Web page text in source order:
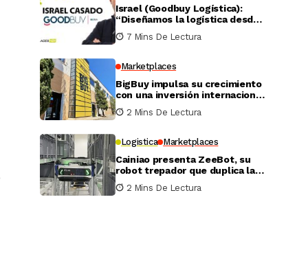
Israel (Goodbuy Logística):
“Diseñamos la logística desde
el lado real del vendedor
online”
7 Mins De Lectura
Marketplaces
BigBuy impulsa su crecimiento
con una inversión internacional
de 4 millones
2 Mins De Lectura
Logistica Marketplaces
Cainiao presenta ZeeBot, su
robot trepador que duplica la
eficiencia de almacenamiento
y recogida en pruebas reales
2 Mins De Lectura